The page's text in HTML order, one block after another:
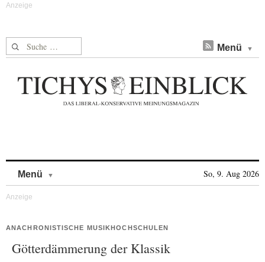
Suche nach: Menü
Menü So, 9. Aug 2026
ANACHRONISTISCHE MUSIKHOCHSCHULEN
Götterdämmerung der Klassik